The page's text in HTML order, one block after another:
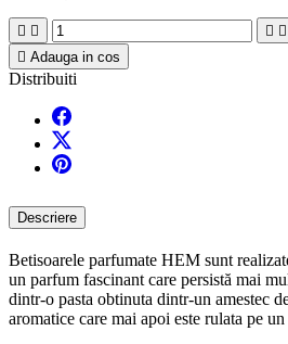
   
 Adauga in cos
Distribuiti
Descriere
Betisoarele parfumate HEM sunt
un parfum fascinant care persistă mai
dintr-o pasta obtinuta dintr-un amestec
aromatice care mai apoi este rulata pe